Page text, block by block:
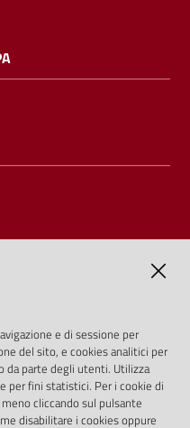
solo alle condizioni
2003/98/CE e dal d.lgs.
e di sessione per
del sito, e cookies analitici per
da parte degli utenti. Utilizza
per fini statistici. Per i cookie di
cliccando sul pulsante
disabilitare i cookies oppure